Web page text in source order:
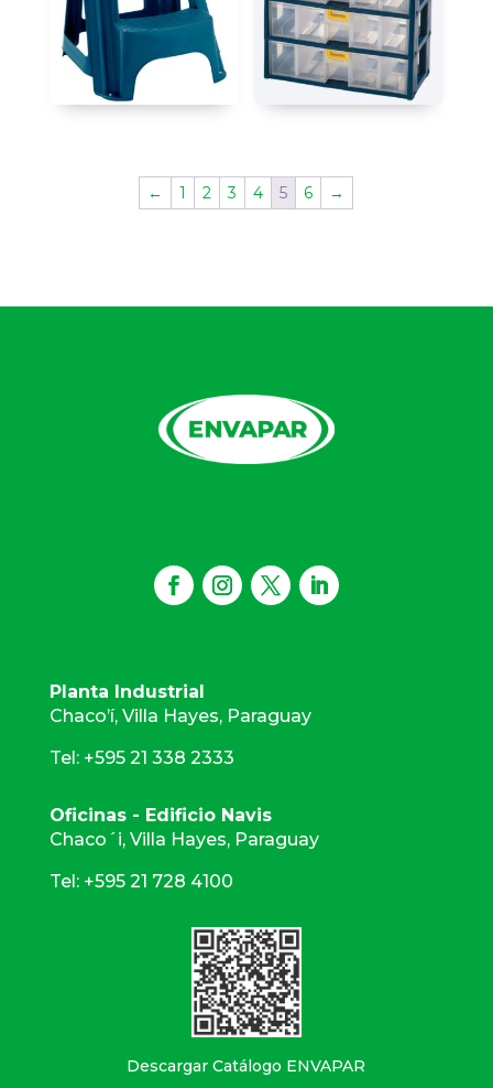
← 1 2 3 4 5 6 →
Planta Industrial
Chaco’í, Villa Hayes, Paraguay
Tel: +595 21 338 2333
Oficinas - Edificio Navis
Chaco´i, Villa Hayes, Paraguay
Tel: +595 21 728 4100
Descargar Catálogo ENVAPAR